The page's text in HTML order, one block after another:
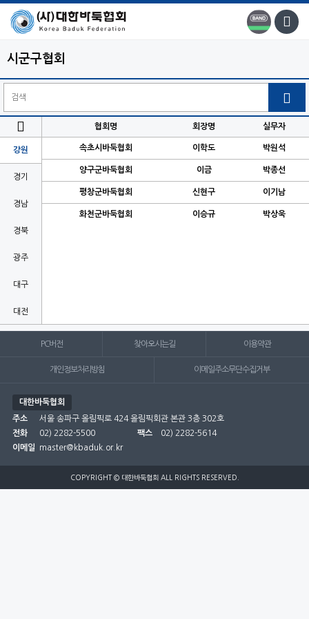
시군구협회


강원
경기
경남
경북
광주
대구
대전
울산
인천
협회명 회장명 실무자
속초시바둑협회 이학도 박원석
양구군바둑협회 이금 박종선
평창군바둑협회 신현구 이기남
화천군바둑협회 이승규 박상욱
PC버전 찾아오시는길 이용약관
개인정보처리방침 이메일주소무단수집거부
대한바둑협회
주소
서울 송파구 올림픽로 424 올림픽회관 본관 3층 302호
전화
02) 2282-5500 팩스
02) 2282-5614
이메일
master@kbaduk.or.kr
COPYRIGHT © 대한바둑협회 ALL RIGHTS RESERVED.